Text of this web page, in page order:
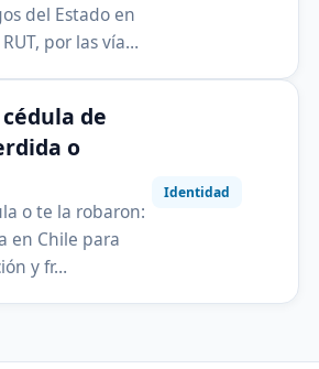
del Estado en
por las vía…
de
o
o te la robaron:
en Chile para
y fr…
Identidad